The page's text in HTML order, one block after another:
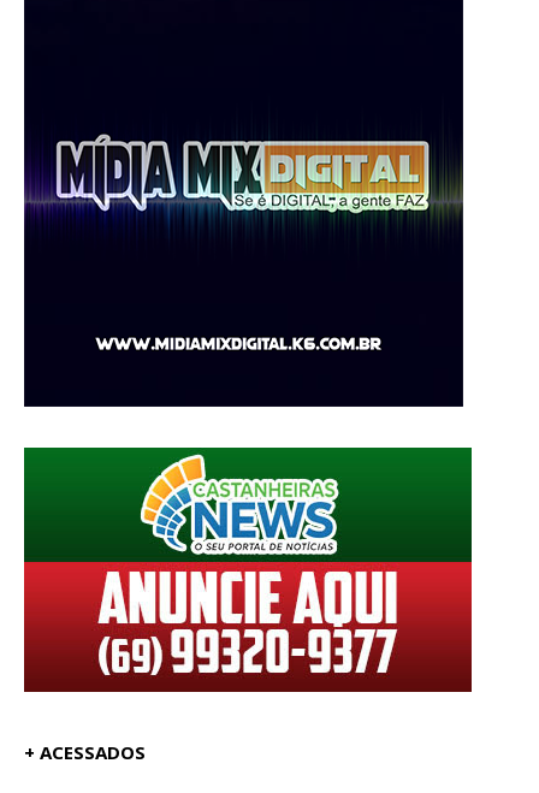
+ ACESSADOS